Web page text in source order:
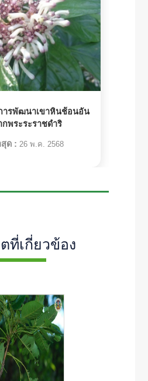
ารพัฒนาเขาหินช้อนอัน
กพระระราชดำริ
สุด : 26 พ.ค. 2568
ที่เกี่ยวข้อง